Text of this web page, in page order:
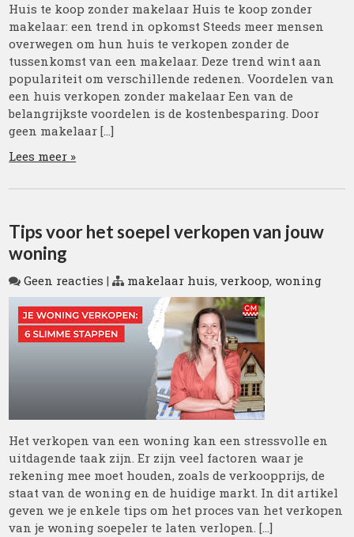
Huis te koop zonder makelaar Huis te koop zonder
makelaar: een trend in opkomst Steeds meer mensen
overwegen om hun huis te verkopen zonder de
tussenkomst van een makelaar. Deze trend wint aan
populariteit om verschillende redenen. Voordelen van
een huis verkopen zonder makelaar Een van de
belangrijkste voordelen is de kostenbesparing. Door
geen makelaar […]
Lees meer »
Tips voor het soepel verkopen van jouw
woning
Geen reacties | makelaar huis,verkoop,woning
Het verkopen van een woning kan een stressvolle en
uitdagende taak zijn. Er zijn veel factoren waar je
rekening mee moet houden, zoals de verkoopprijs, de
staat van de woning en de huidige markt. In dit artikel
geven we je enkele tips om het proces van het verkopen
van je woning soepeler te laten verlopen. […]